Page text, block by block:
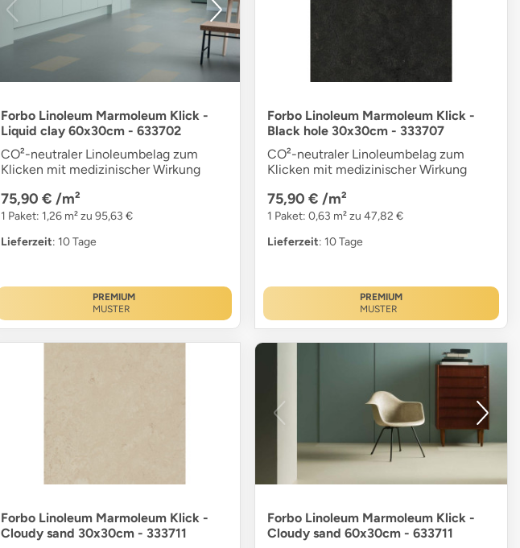
Forbo Linoleum Marmoleum Klick -
Liquid clay 60x30cm - 633702
CO²-neutraler Linoleumbelag zum
Klicken mit medizinischer Wirkung
75,90 € /m²
1 Paket: 1,26 m² zu 95,63 €
Lieferzeit: 10 Tage
PREMIUM
MUSTER
Forbo Linoleum Marmoleum Klick -
Black hole 30x30cm - 333707
CO²-neutraler Linoleumbelag zum
Klicken mit medizinischer Wirkung
75,90 € /m²
1 Paket: 0,63 m² zu 47,82 €
Lieferzeit: 10 Tage
PREMIUM
MUSTER
Forbo Linoleum Marmoleum Klick -
Cloudy sand 30x30cm - 333711
Forbo Linoleum Marmoleum Klick -
Cloudy sand 60x30cm - 633711